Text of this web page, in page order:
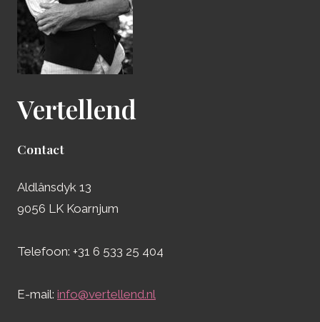
Vertellend
Contact
Aldlânsdyk 13
9056 LK Koarnjum
Telefoon: +31 6 533 25 404
E-mail: info@vertellend.nl